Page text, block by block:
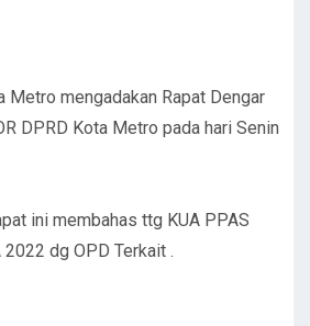
Metro mengadakan Rapat Dengar
DPRD Kota Metro pada hari Senin
ini membahas ttg KUA PPAS
2022 dg OPD Terkait .